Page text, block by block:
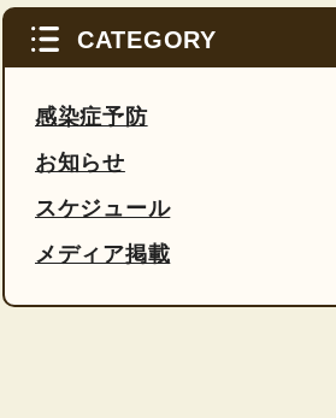
CATEGORY
感染症予防
お知らせ
スケジュール
メディア掲載